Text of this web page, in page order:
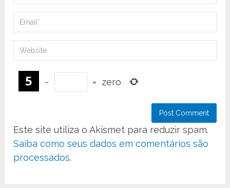
− = zero
Este site utiliza o Akismet para reduzir spam.
Saiba como seus dados em comentários são
processados.